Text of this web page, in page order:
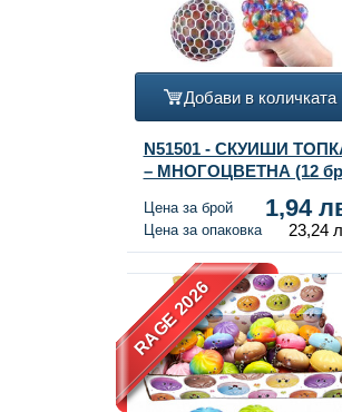
Добави в количката
N51501 - СКУИШИ
– МНОГОЦВЕТНА (12
Цена за брой 1,94
Цена за опаковка 23,24
RAGE 2026